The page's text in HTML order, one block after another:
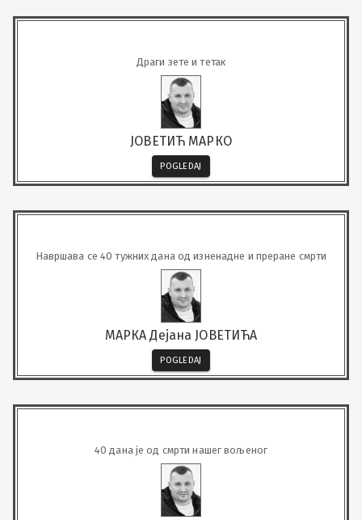
Драги зете и тетак
ЈОВЕТИЋ МАРКО
POGLEDAJ
Навршава се 40 тужних дана од изненадне и преране смрти
МАРКА Дејана ЈОВЕТИЋА
POGLEDAJ
40 дана је од смрти нашег вољеног